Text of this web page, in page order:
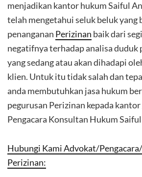
menjadikan kantor hukum Saiful
telah mengetahui seluk beluk yang
penanganan Perizinan baik dari
negatifnya terhadap analisa duduk
yang sedang atau akan dihadapi
klien. Untuk itu tidak salah dan
anda membutuhkan jasa hukum
pegurusan Perizinan kepada
Pengacara Konsultan Hukum
Hubungi Kami Advokat/
Perizinan: